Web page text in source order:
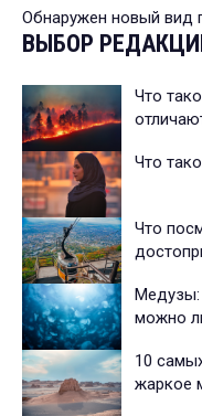
Обнаружен новый вид
ВЫБОР
Что
Что
Что
Медузы:
можно
10
жаркое